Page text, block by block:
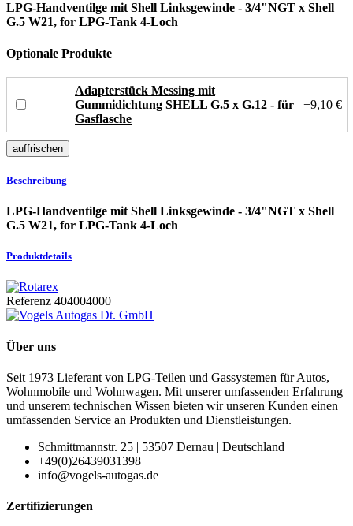
LPG-Handventilge mit Shell Linksgewinde - 3/4"NGT x Shell
G.5 W21, for LPG-Tank 4-Loch
Optionale Produkte
Adapterstück Messing mit
Gummidichtung SHELL G.5 x G.12 - für
Gasflasche
+9,10 €
Beschreibung
LPG-Handventilge mit Shell Linksgewinde - 3/4"NGT x Shell
G.5 W21, for LPG-Tank 4-Loch
Produktdetails
Referenz 404004000
Über uns
Seit 1973 Lieferant von LPG-Teilen und Gassystemen für Autos,
Wohnmobile und Wohnwagen. Mit unserer umfassenden Erfahrung
und unserem technischen Wissen bieten wir unseren Kunden einen
umfassenden Service an Produkten und Dienstleistungen.
Schmittmannstr. 25 | 53507 Dernau | Deutschland
+49(0)26439031398
info@vogels-autogas.de
Zertifizierungen